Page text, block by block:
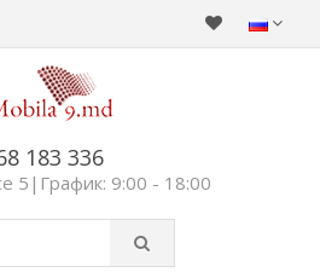
183 336
5|График: 9:00 - 18:00